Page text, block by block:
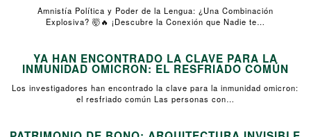
Amnistía Política y Poder de la Lengua: ¿Una Combinación
Explosiva? 🤯🔥 ¡Descubre la Conexión que Nadie te…
YA HAN ENCONTRADO LA CLAVE PARA LA
INMUNIDAD OMICRON: EL RESFRIADO COMÚN
Los investigadores han encontrado la clave para la inmunidad omicron:
el resfriado común Las personas con…